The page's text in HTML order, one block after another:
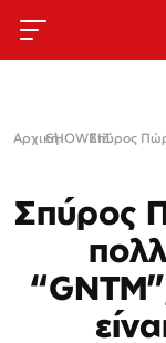
Αρχική›
SHOWBIZ›
Σπύρος